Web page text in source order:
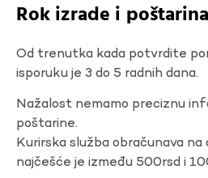
Rok izrade i poštarina
Od trenutka kada potvrdite
isporuku je 3 do 5 radnih dana.
Nažalost nemamo preciznu
poštarine.
Kurirska služba obračunava
najčešće je između 500rsd i